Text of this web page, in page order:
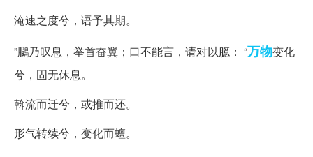
淹速之度兮，语予其期。
”鵩乃叹息，举首奋翼；口不能言，请对以臆： “万物变化
兮，固无休息。
斡流而迁兮，或推而还。
形气转续兮，变化而蟺。